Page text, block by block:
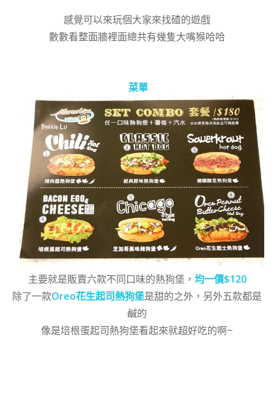
感覺可以來玩個大家來找碴的遊戲
數數看整面牆裡面總共有幾隻大嘴猴哈哈
菜單
主要就是販賣六款不同口味的熱狗堡， 均一價$120
除了一款Oreo花生起司熱狗堡是甜的之外，另外五款都是
鹹的
像是培根蛋起司熱狗堡看起來就超好吃的啊~